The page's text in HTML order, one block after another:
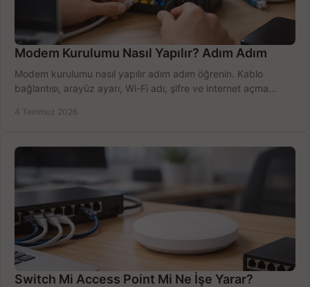
Modem Kurulumu Nasıl Yapılır? Adım Adım
Modem kurulumu nasıl yapılır adım adım öğrenin. Kablo
bağlantısı, arayüz ayarı, Wi-Fi adı, şifre ve internet açma
4 Temmuz 2026
Switch Mi Access Point Mi Ne İşe Yarar?